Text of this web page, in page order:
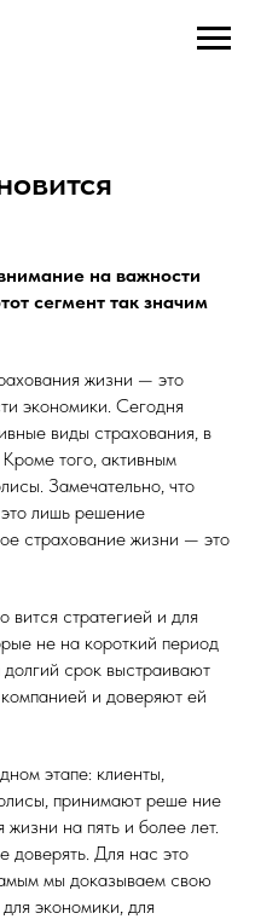
на важности
сегмент так значим
жизни — это
экономики. Сегодня
виды страхования, в
того, активным
Замечательно, что
лишь решение
страхование жизни — это
стратегией и для
не на короткий период
срок выстраивают
и доверяют ей
этапе: клиенты,
принимают реше ние
на пять и более лет.
доверять. Для нас это
мы доказываем свою
экономики, для